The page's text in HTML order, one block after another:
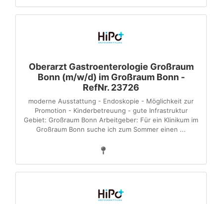
Oberarzt Gastroenterologie Großraum
Bonn (m/w/d) im Großraum Bonn -
RefNr. 23726
moderne Ausstattung - Endoskopie - Möglichkeit zur
Promotion - Kinderbetreuung - gute Infrastruktur
Gebiet: Großraum Bonn Arbeitgeber: Für ein Klinikum im
Großraum Bonn suche ich zum Sommer einen ...